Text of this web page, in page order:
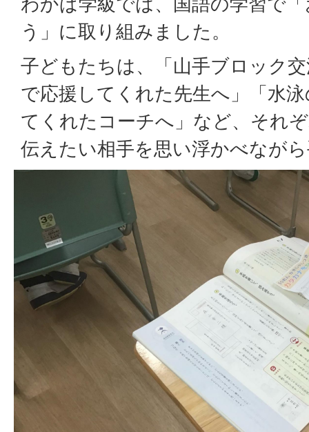
う」に取り組みました。
子どもたちは、「山手ブロック
で応援してくれた先生へ」「水
てくれたコーチへ」など、それ
伝えたい相手を思い浮かべなが